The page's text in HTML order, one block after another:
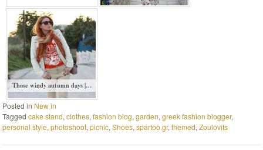
Those windy autumn days |…
Posted in New in
Taggedcake stand,clothes,fashion blog,garden,greek fashion blogger,
personal style,photoshoot,picnic,Shoes,spartoo.gr,themed,Zoulovits